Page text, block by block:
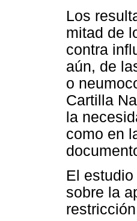
Los
mitad de
contra
aún, de
o
Cartilla
la
como en
El
sobre la